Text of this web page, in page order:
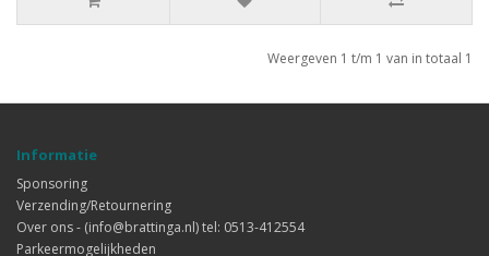
Weergeven 1 t/m 1 van in totaal 1
Informatie
Sponsoring
Verzending/Retournering
Over ons - (info@brattinga.nl) tel: 0513-412554
Parkeermogelijkheden